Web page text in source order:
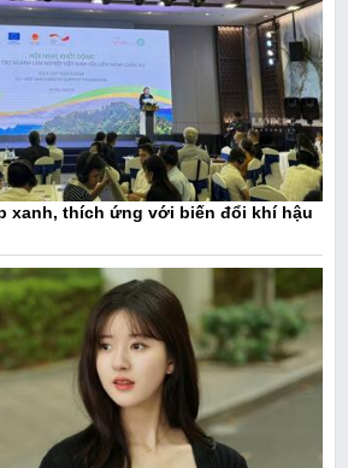
xanh, thích ứng với biến đổi khí hậu